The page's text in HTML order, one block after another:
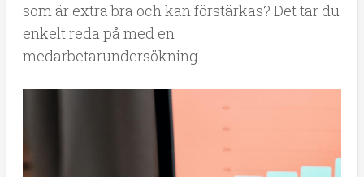
som är extra bra och kan förstärkas? Det tar du
enkelt reda på med en
medarbetarundersökning.